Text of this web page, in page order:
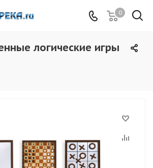
0
логические игры